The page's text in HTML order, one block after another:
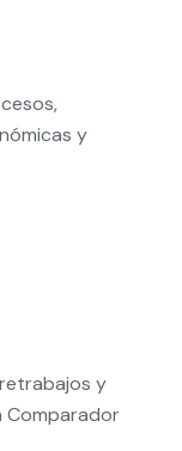
y
y
Comparador